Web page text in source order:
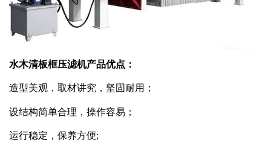
水木清板框压滤机产品优点：
造型美观，取材讲究，坚固耐用；
设结构简单合理，操作容易；
运行稳定，保养方便;